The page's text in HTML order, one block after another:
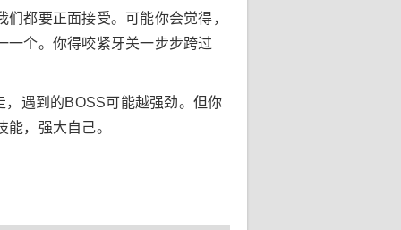
都要正面接受。可能你会觉得，
一个。你得咬紧牙关一步步跨过
遇到的BOSS可能越强劲。但你
，强大自己。